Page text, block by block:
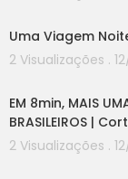
Uma Viagem
2 Visualizações .
EM 8min, MAIS
BRASILEIROS |
2 Visualizações .